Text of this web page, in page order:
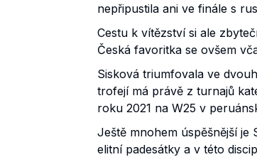
nepřipustila ani ve finále s
Cestu k vítězství si ale
Česká favoritka se ovšem
Sisková triumfovala ve
trofejí má právě z turnajů
roku 2021 na W25 v
Ještě mnohem úspěšnější
elitní padesátky a v této